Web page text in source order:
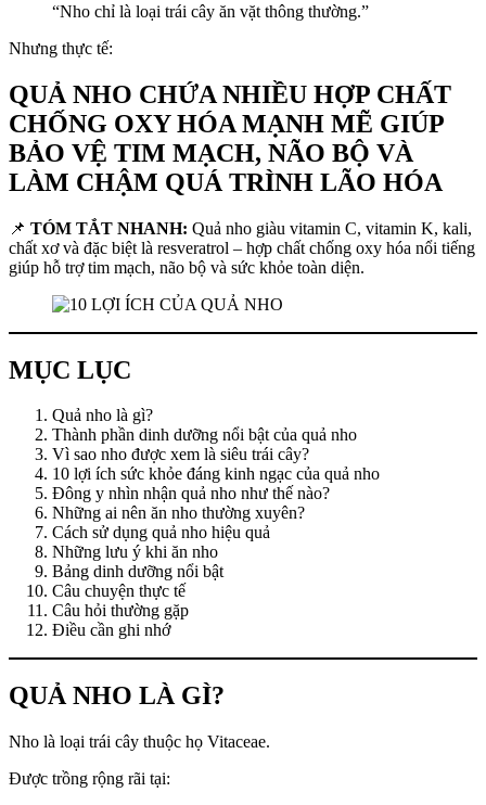
“Nho chỉ là loại trái cây ăn vặt thông thường.”
Nhưng thực tế:
QUẢ NHO CHỨA NHIỀU HỢP CHẤT
CHỐNG OXY HÓA MẠNH MẼ GIÚP
BẢO VỆ TIM MẠCH, NÃO BỘ VÀ
LÀM CHẬM QUÁ TRÌNH LÃO HÓA
📌 TÓM TẮT NHANH: Quả nho giàu vitamin C, vitamin K, kali,
chất xơ và đặc biệt là resveratrol – hợp chất chống oxy hóa nổi tiếng
giúp hỗ trợ tim mạch, não bộ và sức khỏe toàn diện.
MỤC LỤC
Quả nho là gì?
Thành phần dinh dưỡng nổi bật của quả nho
Vì sao nho được xem là siêu trái cây?
10 lợi ích sức khỏe đáng kinh ngạc của quả nho
Đông y nhìn nhận quả nho như thế nào?
Những ai nên ăn nho thường xuyên?
Cách sử dụng quả nho hiệu quả
Những lưu ý khi ăn nho
Bảng dinh dưỡng nổi bật
Câu chuyện thực tế
Câu hỏi thường gặp
Điều cần ghi nhớ
QUẢ NHO LÀ GÌ?
Nho là loại trái cây thuộc họ Vitaceae.
Được trồng rộng rãi tại: